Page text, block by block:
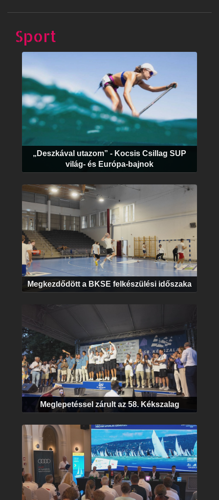
Sport
„Deszkával utazom” - Kocsis Csillag SUP
világ- és Európa-bajnok
Megkezdődött a BKSE felkészülési időszaka
Meglepetéssel zárult az 58. Kékszalag